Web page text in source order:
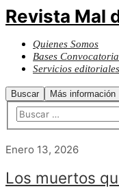
Revista Mal
Quienes Somos
Bases Convocatoria
Servicios editoriales
Buscar Más información
Enero 13, 2026
Los muertos